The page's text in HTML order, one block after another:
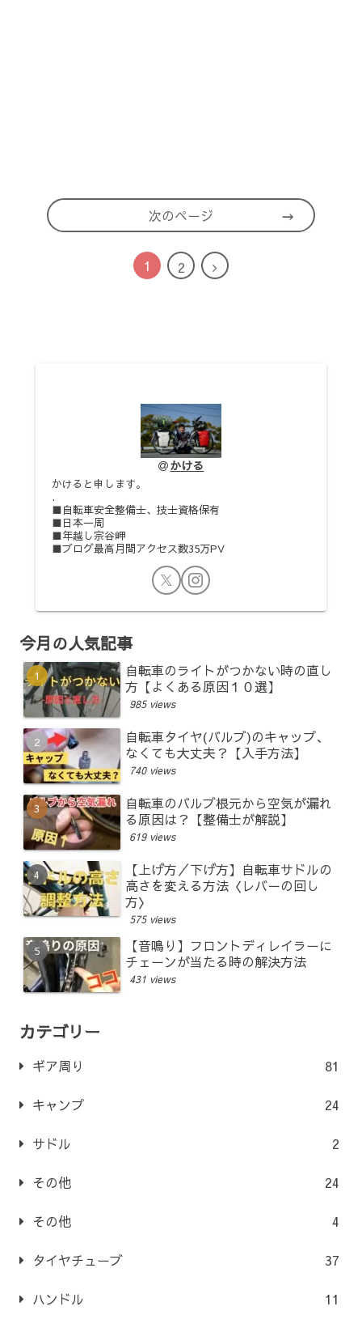
次のページ
1 2
次
かける
かけると申します。
.
■自転車安全整備士、技士資格保有
■日本一周
■年越し宗谷岬
■ブログ最高月間アクセス数35万PV
今月の人気記事
自転車のライトがつかない時の直し
方【よくある原因１０選】
985 views
自転車タイヤ(バルブ)のキャップ、
なくても大丈夫？【入手方法】
740 views
自転車のバルブ根元から空気が漏れ
る原因は？【整備士が解説】
619 views
【上げ方／下げ方】自転車サドルの
高さを変える方法〈レバーの回し
方〉
575 views
【音鳴り】フロントディレイラーに
チェーンが当たる時の解決方法
431 views
カテゴリー
ギア周り 81
キャンプ 24
サドル 2
その他 24
その他 4
タイヤチューブ 37
ハンドル 11